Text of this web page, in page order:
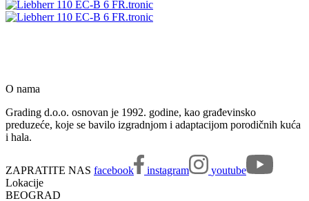
O nama
Grading d.o.o. osnovan je 1992. godine, kao građevinsko
preduzeće, koje se bavilo izgradnjom i adaptacijom porodičnih kuća
i hala.
ZAPRATITE NAS facebook instagram
youtube
Lokacije
BEOGRAD